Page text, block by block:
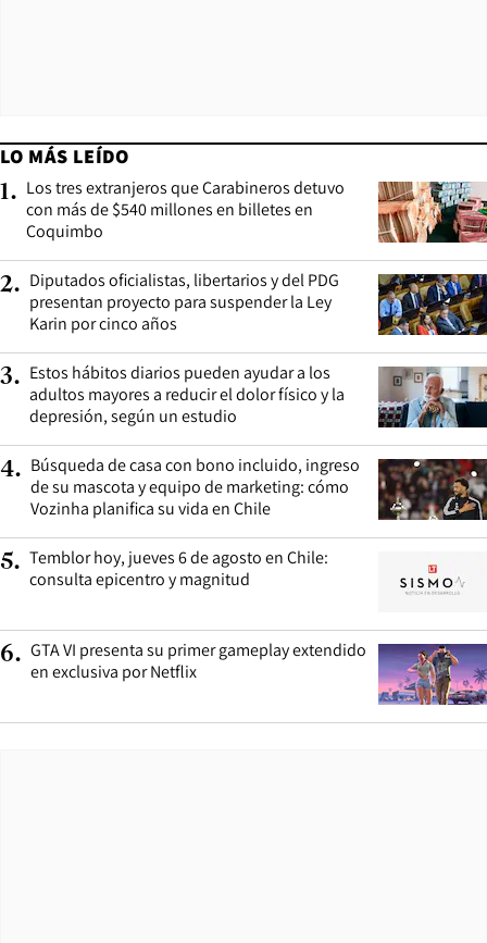
LO MÁS LEÍDO
1. Los tres extranjeros que Carabineros detuvo
con más de $540 millones en billetes en
Coquimbo
2. Diputados oficialistas, libertarios y del PDG
presentan proyecto para suspender la Ley
Karin por cinco años
3. Estos hábitos diarios pueden ayudar a los
adultos mayores a reducir el dolor físico y la
depresión, según un estudio
4. Búsqueda de casa con bono incluido, ingreso
de su mascota y equipo de marketing: cómo
Vozinha planifica su vida en Chile
5. Temblor hoy, jueves 6 de agosto en Chile:
consulta epicentro y magnitud
6. GTA VI presenta su primer gameplay extendido
en exclusiva por Netflix